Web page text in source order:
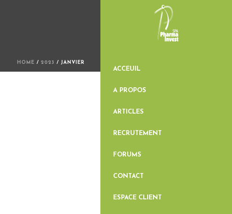
ACCEUIL
A PROPOS
ARTICLES
RECRUTEMENT
FORUMS
CONTACT
ESPACE CLIENT
HOME / 2023 / JANVIER